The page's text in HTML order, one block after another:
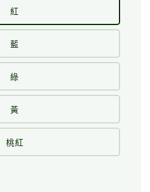
紅
藍
綠
黃
桃紅